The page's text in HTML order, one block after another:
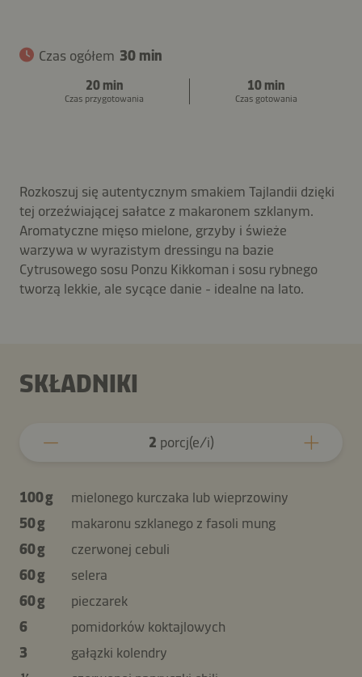
Czas ogółem 30 min
20 min
Czas przygotowania
10 min
Czas gotowania
Rozkoszuj się autentycznym smakiem Tajlandii dzięki
tej orzeźwiającej sałatce z makaronem szklanym.
Aromatyczne mięso mielone, grzyby i świeże
warzywa w wyrazistym dressingu na bazie
Cytrusowego sosu Ponzu Kikkoman i sosu rybnego
tworzą lekkie, ale sycące danie - idealne na lato.
SKŁADNIKI
2 porcj(e/i)
100 g
mielonego kurczaka lub wieprzowiny
50 g
makaronu szklanego z fasoli mung
60 g
czerwonej cebuli
60 g
selera
60 g
pieczarek
6
pomidorków koktajlowych
3
gałązki kolendry